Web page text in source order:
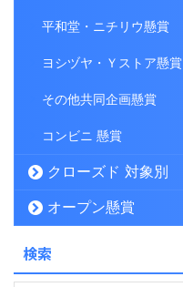
平和堂・ニチリウ懸賞
ヨシヅヤ・Ｙストア懸賞
その他共同企画懸賞
コンビニ 懸賞
クローズド 対象別
オープン懸賞
検索